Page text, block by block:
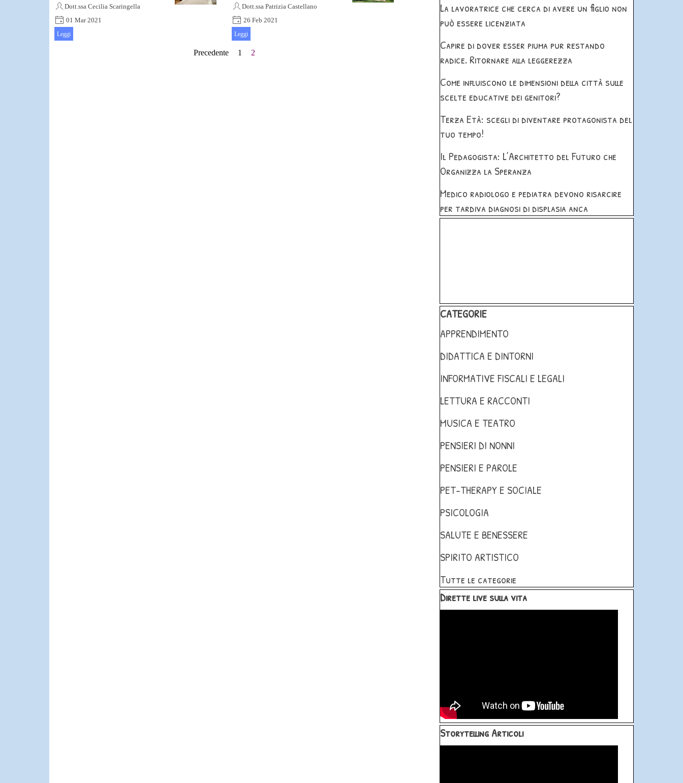
Dott.ssa Cecilia Scaringella
01 Mar 2021
Si consolidano i legami, si acquisisce
maggior conoscenza del Tu
Leggi
Dott.ssa Patrizia Castellano
26 Feb 2021
Cari lettori, molto spesso mi viene
chiesto cosa facciamo in pettherapy.“Si
gioca? Come si svolge una seduta?
Leggi
Precedente Vai a pagina:
1 Pagina corrente:
2
La lavoratrice che cerca di avere un figlio non
può essere licenziata
Capire di dover esser piuma pur restando
radice. Ritornare alla leggerezza
Come influiscono le dimensioni della città sulle
scelte educative dei genitori?
Terza Età: scegli di diventare protagonista del
tuo tempo!
Il Pedagogista: L’Architetto del Futuro che
Organizza la Speranza
Medico radiologo e pediatra devono risarcire
per tardiva diagnosi di displasia anca
Salta blocco CATEGORIE
CATEGORIE
APPRENDIMENTO
DIDATTICA E DINTORNI
INFORMATIVE FISCALI E LEGALI
LETTURA E RACCONTI
MUSICA E TEATRO
PENSIERI DI NONNI
PENSIERI E PAROLE
PET-THERAPY E SOCIALE
PSICOLOGIA
SALUTE E BENESSERE
SPIRITO ARTISTICO
Tutte le categorie
Salta blocco Dirette live sulla vita
Dirette live sulla vita
Salta blocco Storytelling Articoli
Storytelling Articoli